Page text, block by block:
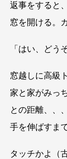
返事をすると
窓を開ける。
「はい、どう
窓越しに高級
家と家がみっ
との距離、、
手を伸ばすま
タッチかよ（古